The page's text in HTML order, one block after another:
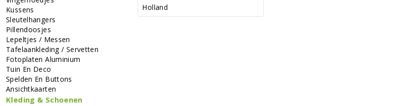
Kussens
Sleutelhangers
Pillendoosjes
Lepeltjes / Messen
Tafelaankleding / Servetten
Fotoplaten Aluminium
Tuin En Deco
Spelden En Buttons
Ansichtkaarten
Kleding & Schoenen
Holland